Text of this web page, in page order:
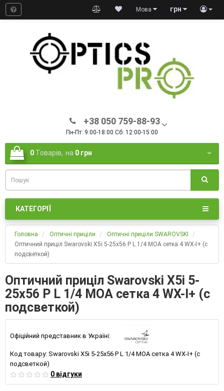
грн
Мова
+38 050 759-88-93
Пн-Пт: 9:00-18:00 Сб: 12:00-15:00
0 Товарів, на 0 грн
КАТЕГОРІЇ
Головна Оптичні приціли
Оптичні приціли SWAROVSKI
Оптичний приціл Swarovski X5i 5-25x56 P L 1/4 MOA сетка 4 WX-I+ (с
подсветкой)
Оптичний приціл Swarovski X5i 5-
25x56 P L 1/4 MOA сетка 4 WX-I+ (с
подсветкой)
Офіційний представник в Україні:
Код товару: Swarovski X5i 5-25x56 P L 1/4 MOA сетка 4 WX-I+ (с
подсветкой)
0 відгуки